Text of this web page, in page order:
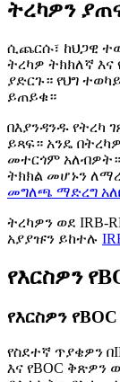
ትረካዎን
ሲጨርሱ፣ ከህጋዊ
ትረካዎ ትክክለኛ
ያድርጉ። የህግ
ይጠይቁ።
በእያንዳንዱ የትረካ
ይጻፍ። አንዴ
መተርጎም
ትክክል መሆኑን
መግለጫ ማድረግ
ትረካዎን ወደ IRB-
አያያዡን ይከተሉ
የእርስዎን
የእርስዎን
የስደተኛ ጥያቄዎን
እና የBOC